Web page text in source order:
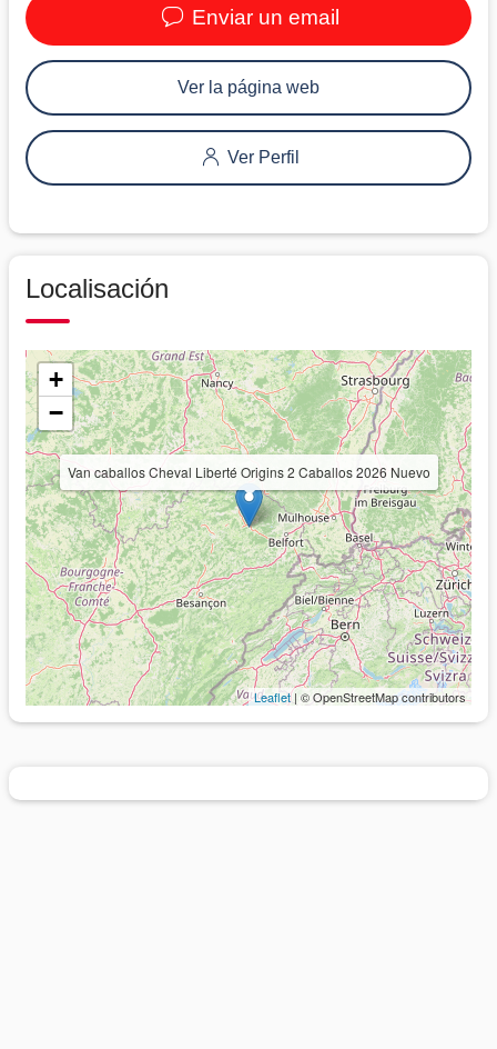
Enviar un email
Ver la página web
Ver Perfil
Localisación
Van caballos Cheval Liberté Origins 2 Caballos 2026 Nuevo
+
−
Leaflet| © OpenStreetMap contributors